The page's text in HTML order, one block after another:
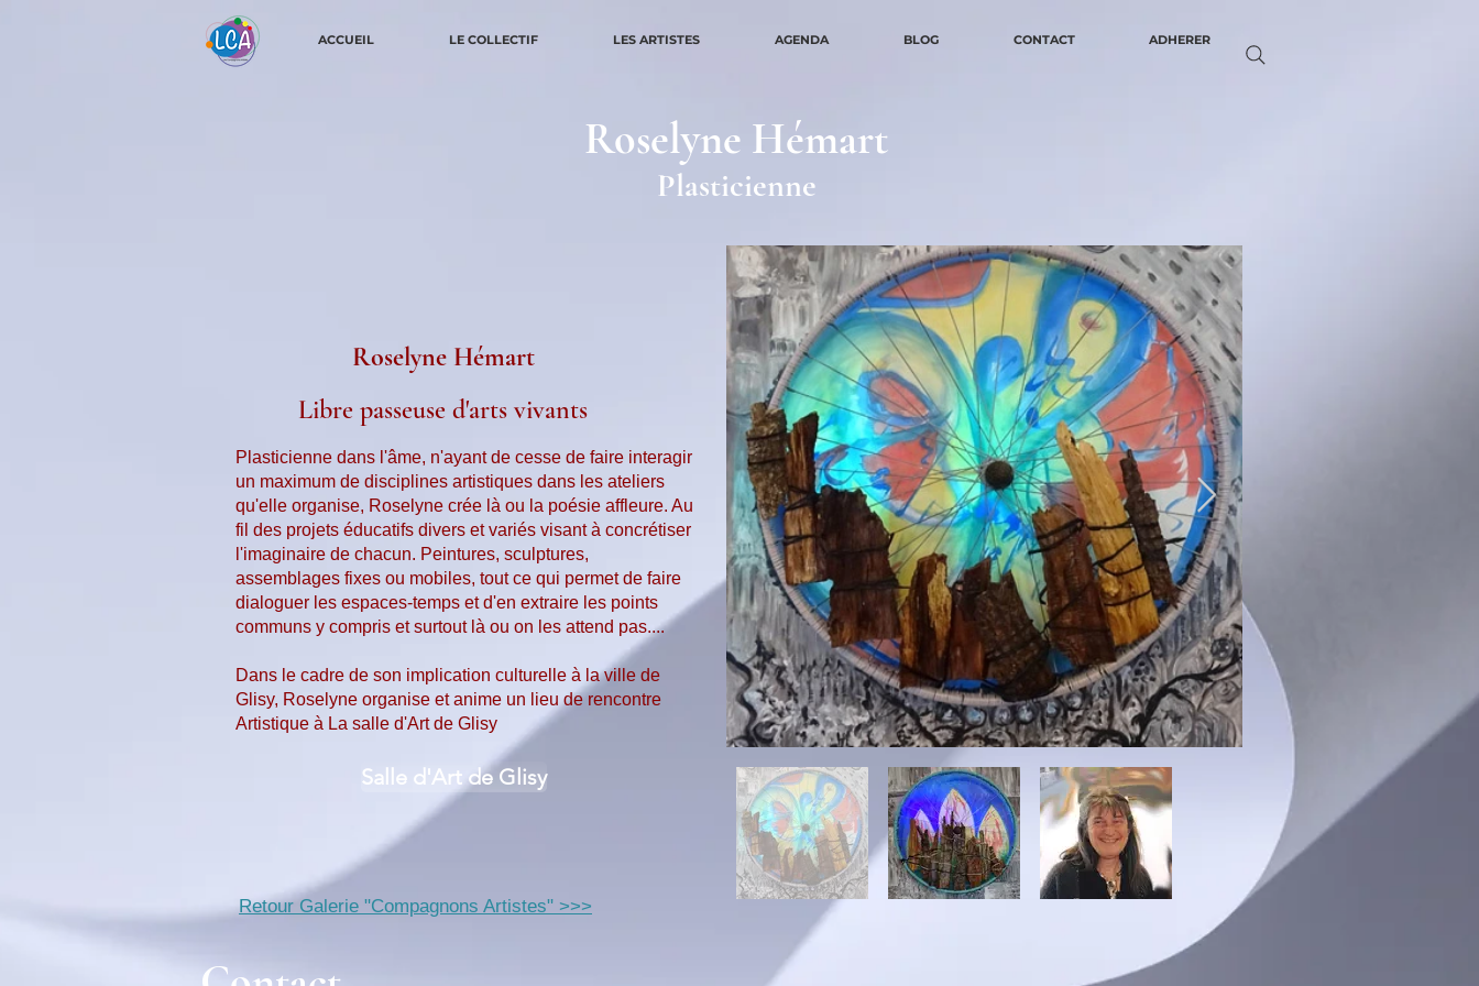
ACCUEIL LE COLLECTIF LES ARTISTES AGENDA BLOG CONTACT ADHERER
Roselyne Hémart
Plasticienne
Roselyne Hémart
Libre passeuse d'arts vivants
Plasticienne dans l'âme, n'ayant de cesse de faire interagir
un maximum de disciplines artistiques dans les ateliers
qu'elle organise, Roselyne crée là ou la poésie affleure. Au
fil des projets éducatifs divers et variés visant à concrétiser
l'imaginaire de chacun. Peintures, sculptures,
assemblages fixes ou mobiles, tout ce qui permet de faire
dialoguer les espaces-temps et d'en extraire les points
communs y compris et surtout là ou on les attend pas....
Dans le cadre de son implication culturelle à la ville de
Glisy, Roselyne organise et anime un lieu de rencontre
Artistique à La salle d'Art de Glisy
Salle d'Art de Glisy
Retour Galerie "Compagnons Artistes" >>>